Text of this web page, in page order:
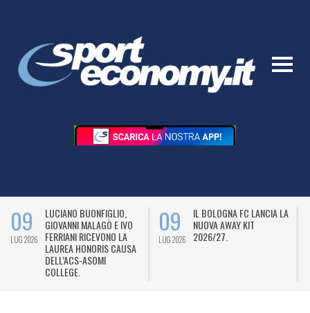
09
LUG 2026
LUCIANO BUONFIGLIO,
GIOVANNI MALAGÒ E IVO
FERRIANI RICEVONO LA
LAUREA HONORIS CAUSA
DELL’ACS-ASOMI
COLLEGE.
09
LUG 2026
IL BOLOGNA FC LANCIA LA
NUOVA AWAY KIT
2026/27.